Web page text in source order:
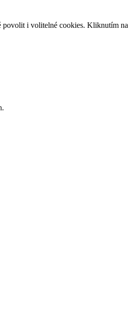
povolit i volitelné cookies. Kliknutím na